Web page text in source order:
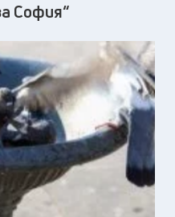
София“